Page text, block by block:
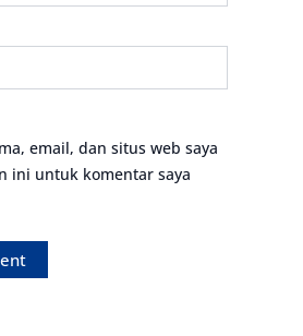
email, dan situs web saya
ini untuk komentar saya